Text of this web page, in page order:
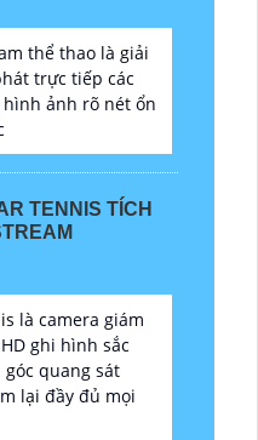
thể thao là giải
trực tiếp các
ảnh rõ nét ổn
TENNIS TÍCH
là camera giám
ghi hình sắc
quang sát
lại đầy đủ mọi